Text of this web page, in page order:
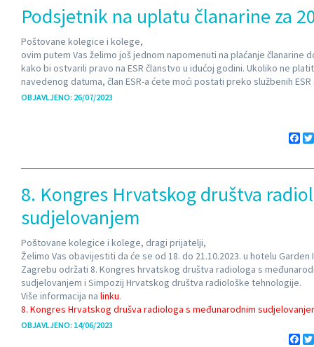
Podsjetnik na uplatu članarine za
Poštovane kolegice i kolege,
ovim putem Vas želimo još jednom napomenuti na plaćanje članarine
kako bi ostvarili pravo na ESR članstvo u idućoj godini. Ukoliko ne
navedenog datuma, član ESR-a ćete moći postati preko službenih
OBJAVLJENO: 26/07/2023
8. Kongres Hrvatskog društva
sudjelovanjem
Poštovane kolegice i kolege, dragi prijatelji,
Želimo Vas obavijestiti da će se od 18. do 21.10.2023. u hotelu Garden
Zagrebu održati 8. Kongres hrvatskog društva radiologa s
sudjelovanjem i Simpozij Hrvatskog društva radiološke tehnologije.
Više informacija na linku.
8. Kongres Hrvatskog drušva radiologa s međunarodnim
OBJAVLJENO: 14/06/2023